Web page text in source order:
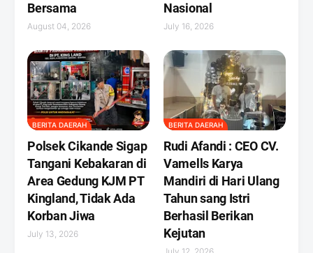
Bersama
August 04, 2026
Nasional
July 16, 2026
BERITA DAERAH
Polsek Cikande Sigap
Tangani Kebakaran di
Area Gedung KJM PT
Kingland, Tidak Ada
Korban Jiwa
July 13, 2026
BERITA DAERAH
Rudi Afandi : CEO CV.
Vamells Karya
Mandiri di Hari Ulang
Tahun sang Istri
Berhasil Berikan
Kejutan ‎